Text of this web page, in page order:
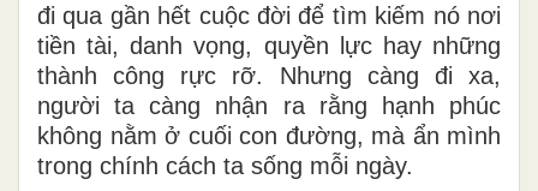
đi qua gần hết cuộc đời để tìm kiếm nó nơi
tiền tài, danh vọng, quyền lực hay những
thành công rực rỡ. Nhưng càng đi xa,
người ta càng nhận ra rằng hạnh phúc
không nằm ở cuối con đường, mà ẩn mình
trong chính cách ta sống mỗi ngày.